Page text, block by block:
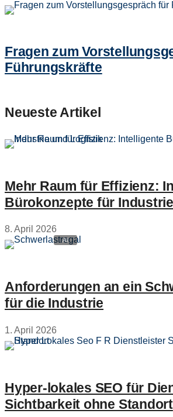
Fragen zum
Führungskräfte
Neueste Artikel
Mehr Raum für Effizienz:
Bürokonzepte für
8. April 2026
Anforderungen an ein
für die Industrie
1. April 2026
Hyper‑lokales SEO für
Sichtbarkeit ohne Standort